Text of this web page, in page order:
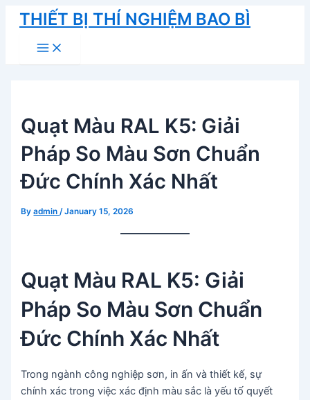
Skip
content
THIẾT BỊ THÍ NGHIỆM BAO BÌ
Main
Menu
Quạt Màu RAL K5: Giải
Pháp So Màu Sơn Chuẩn
Đức Chính Xác Nhất
Byadmin/January 15, 2026
Quạt Màu RAL K5: Giải
Pháp So Màu Sơn Chuẩn
Đức Chính Xác Nhất
Trong ngành công nghiệp sơn, in ấn và thiết kế, sự
chính xác trong việc xác định màu sắc là yếu tố quyết